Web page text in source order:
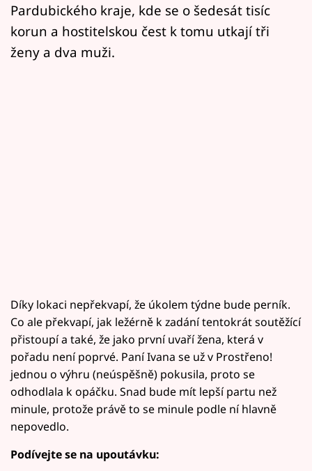
Mámy sobě
Přihlášení
Pardubického kraje, kde se o šedesát tisíc
korun a hostitelskou čest k tomu utkají tři
ženy a dva muži.
Díky lokaci nepřekvapí, že úkolem týdne bude perník.
Co ale překvapí, jak ležérně k zadání tentokrát soutěžící
přistoupí a také, že jako první uvaří žena, která v
pořadu není poprvé. Paní Ivana se už v Prostřeno!
jednou o výhru (neúspěšně) pokusila, proto se
odhodlala k opáčku. Snad bude mít lepší partu než
minule, protože právě to se minule podle ní hlavně
nepovedlo.
Podívejte se na upoutávku: